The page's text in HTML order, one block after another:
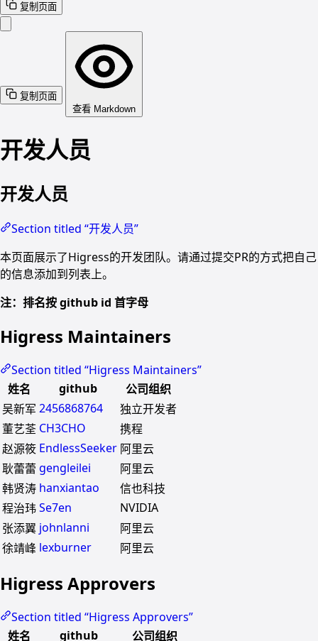
复制页面
复制页面
查看 Markdown
开发人员
开发人员
Section titled “开发人员”
本页面展示了Higress的开发团队。请通过提交PR的方式把自己
的信息添加到列表上。
注：排名按 github id 首字母
Higress Maintainers
Section titled “Higress Maintainers”
姓名
github
公司组织
吴新军 2456868764
独立开发者
董艺荃 CH3CHO
携程
赵源筱 EndlessSeeker 阿里云
耿蕾蕾 gengleilei
阿里云
韩贤涛 hanxiantao
信也科技
程治玮Se7en
NVIDIA
张添翼 johnlanni
阿里云
徐靖峰 lexburner 阿里云
Higress Approvers
Section titled “Higress Approvers”
姓名
github 公司组织